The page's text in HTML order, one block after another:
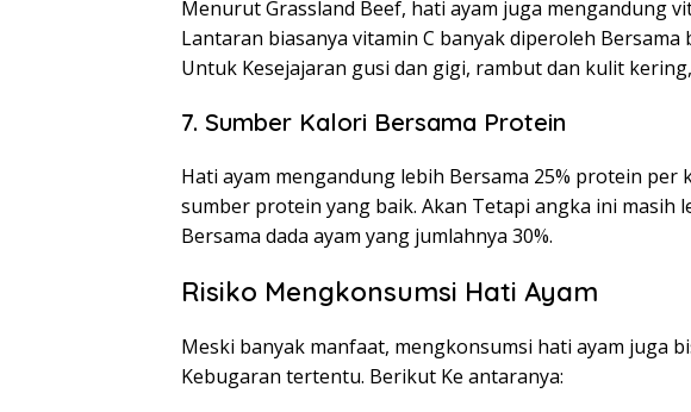
Menurut Grassland Beef, hati ayam juga mengandung
Lantaran biasanya vitamin C banyak diperoleh Bersama
Untuk Kesejajaran gusi dan gigi, rambut dan kulit
7. Sumber Kalori Bersama Protein
Hati ayam mengandung lebih Bersama 25% protein per
sumber protein yang baik. Akan Tetapi angka ini masih
Bersama dada ayam yang jumlahnya 30%.
Risiko Mengkonsumsi Hati Ayam
Meski banyak manfaat, mengkonsumsi hati ayam juga
Kebugaran tertentu. Berikut Ke antaranya: